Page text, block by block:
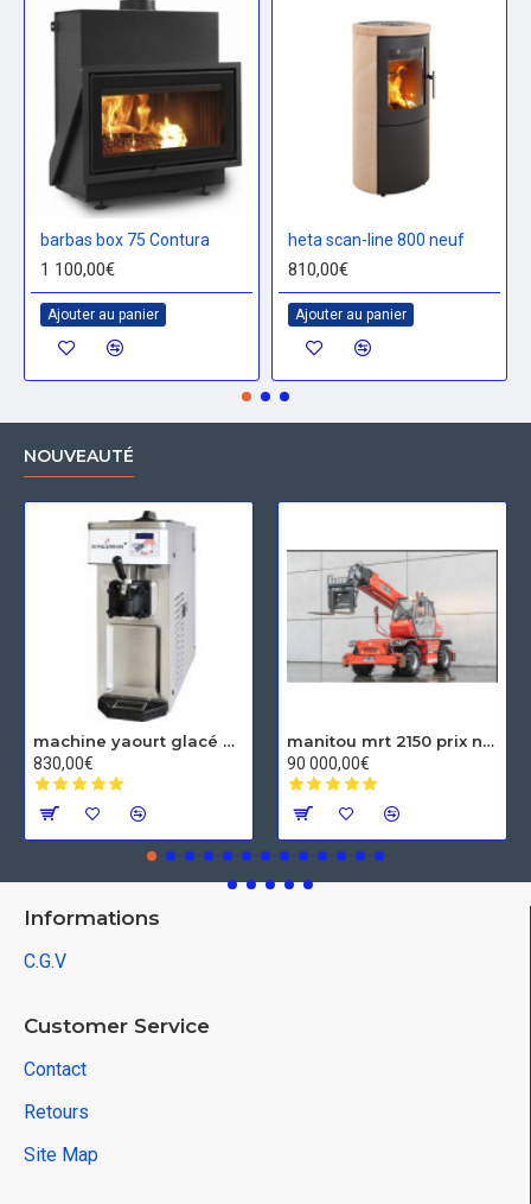
barbas box 75 Contura
1 100,00€
Ajouter au panier
heta scan-line 800 neuf
810,00€
Ajouter au panier
NOUVEAUTÉ
machine yaourt glacé Spaceman
830,00€
manitou mrt 2150 prix neuf
90 000,00€
Informations
C.G.V
Customer Service
Contact
Retours
Site Map